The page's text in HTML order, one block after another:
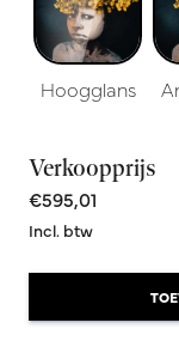
Hoogglans
Verkoopprijs
€595,01
Incl. btw